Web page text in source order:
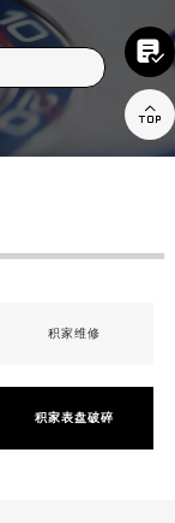
积家维修
积家表盘破碎

